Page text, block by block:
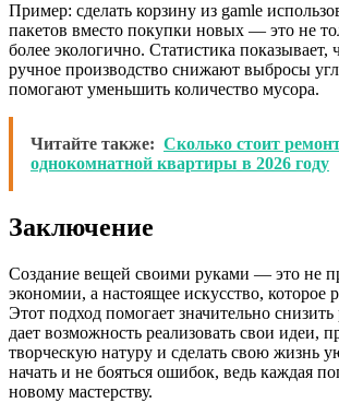
Пример: сделать корзину из gamle
пакетов вместо покупки новых — это не
более экологично. Статистика показывает,
ручное производство снижают выбросы
помогают уменьшить количество мусора.
Читайте также: Сколько стоит
однокомнатной квартиры в 2026 году
Заключение
Создание вещей своими руками — это не
экономии, а настоящее искусство, которое
Этот подход помогает значительно
дает возможность реализовать свои идеи,
творческую натуру и сделать свою жизнь
начать и не бояться ошибок, ведь каждая
новому мастерству.